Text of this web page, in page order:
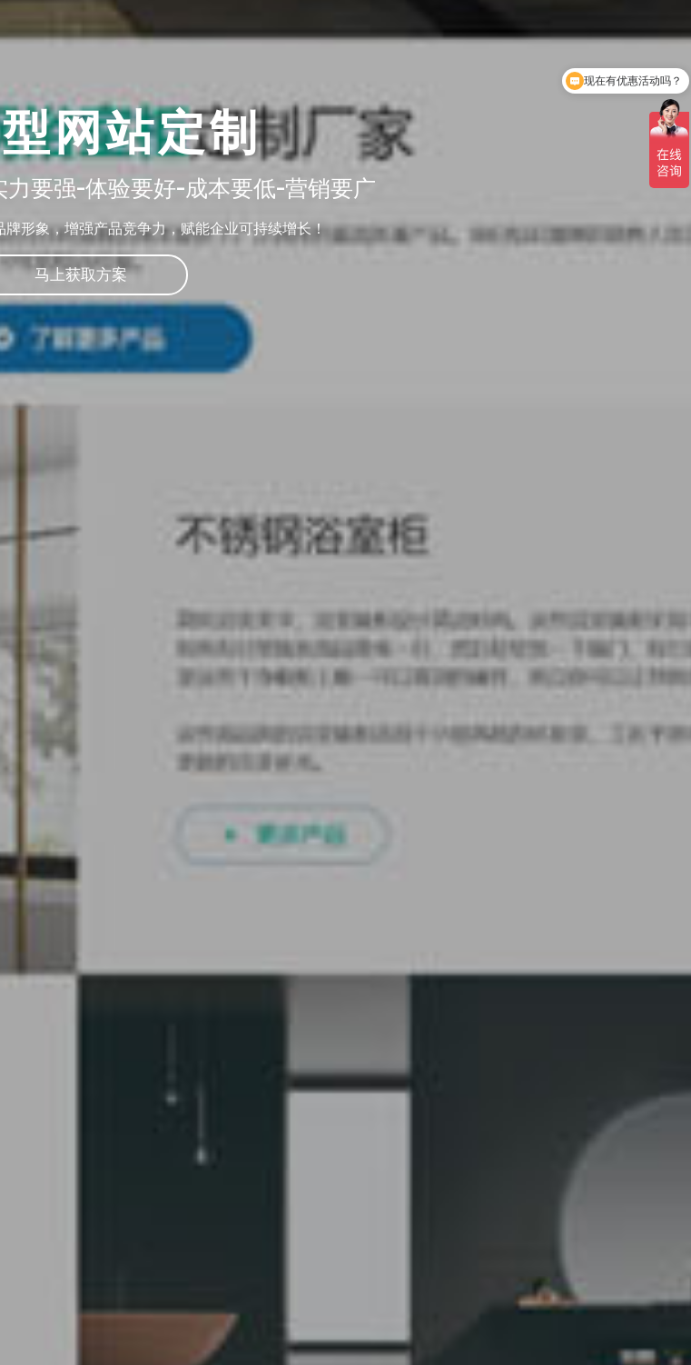
网站定制
要强-体验要好-成本要低-营销要广
形象，增强产品竞争力，赋能企业可持续增长！
马上获取方案
可以介绍下你们的产品吗？